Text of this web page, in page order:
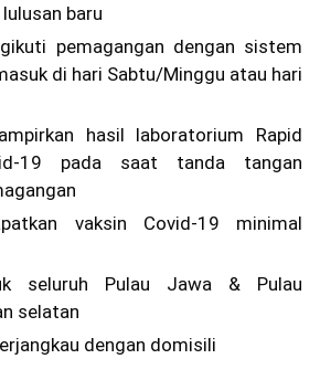
baru
pemagangan dengan sistem
di hari Sabtu/Minggu atau hari
hasil laboratorium Rapid
19 pada saat tanda tangan
vaksin Covid-19 minimal
seluruh Pulau Jawa & Pulau
selatan
dengan domisili